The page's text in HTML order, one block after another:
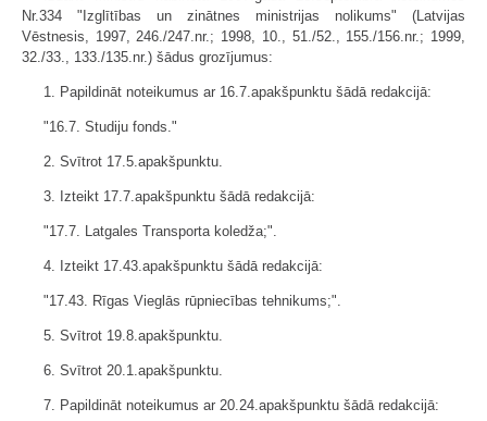
Nr.334 "Izglītības un zinātnes ministrijas nolikums" (Latvijas
Vēstnesis, 1997, 246./247.nr.; 1998, 10., 51./52., 155./156.nr.; 1999,
32./33., 133./135.nr.) šādus grozījumus:
1. Papildināt noteikumus ar 16.7.apakšpunktu šādā redakcijā:
"16.7. Studiju fonds."
2. Svītrot 17.5.apakšpunktu.
3. Izteikt 17.7.apakšpunktu šādā redakcijā:
"17.7. Latgales Transporta koledža;".
4. Izteikt 17.43.apakšpunktu šādā redakcijā:
"17.43. Rīgas Vieglās rūpniecības tehnikums;".
5. Svītrot 19.8.apakšpunktu.
6. Svītrot 20.1.apakšpunktu.
7. Papildināt noteikumus ar 20.24.apakšpunktu šādā redakcijā: